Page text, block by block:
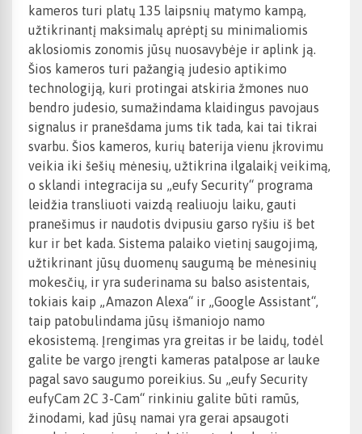
kameros turi platų 135 laipsnių matymo kampą,
užtikrinantį maksimalų aprėptį su minimaliomis
aklosiomis zonomis jūsų nuosavybėje ir aplink ją.
Šios kameros turi pažangią judesio aptikimo
technologiją, kuri protingai atskiria žmones nuo
bendro judesio, sumažindama klaidingus pavojaus
signalus ir pranešdama jums tik tada, kai tai tikrai
svarbu. Šios kameros, kurių baterija vienu įkrovimu
veikia iki šešių mėnesių, užtikrina ilgalaikį veikimą,
o sklandi integracija su „eufy Security“ programa
leidžia transliuoti vaizdą realiuoju laiku, gauti
pranešimus ir naudotis dvipusiu garso ryšiu iš bet
kur ir bet kada. Sistema palaiko vietinį saugojimą,
užtikrinant jūsų duomenų saugumą be mėnesinių
mokesčių, ir yra suderinama su balso asistentais,
tokiais kaip „Amazon Alexa“ ir „Google Assistant“,
taip patobulindama jūsų išmaniojo namo
ekosistemą. Įrengimas yra greitas ir be laidų, todėl
galite be vargo įrengti kameras patalpose ar lauke
pagal savo saugumo poreikius. Su „eufy Security
eufyCam 2C 3-Cam“ rinkiniu galite būti ramūs,
žinodami, kad jūsų namai yra gerai apsaugoti